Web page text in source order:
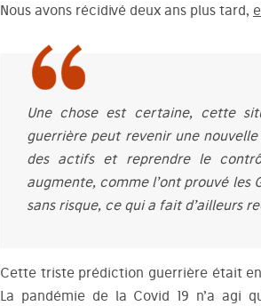
Nous avons récidivé deux ans plus tard,
Une chose est certaine, cette
guerrière peut revenir une
des actifs et reprendre le
augmente, comme l’ont prouvé les
sans risque, ce qui a fait d’ailleurs
Cette triste prédiction guerrière était
La pandémie de la Covid 19 n’a agi